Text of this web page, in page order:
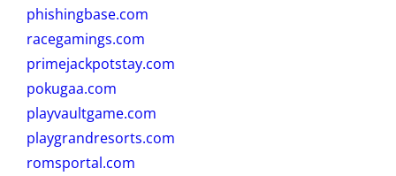
phishingbase.com
racegamings.com
primejackpotstay.com
pokugaa.com
playvaultgame.com
playgrandresorts.com
romsportal.com